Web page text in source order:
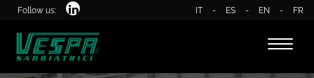
Follow us: IT - ES - EN - FR
Toggle